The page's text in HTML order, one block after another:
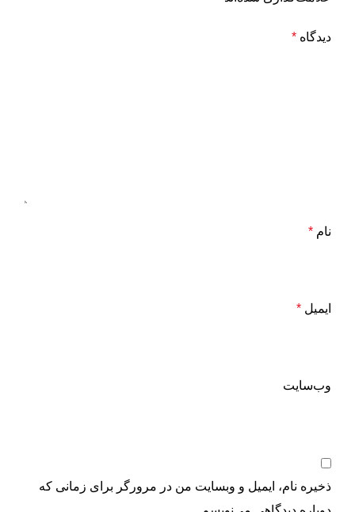
دیدگاه *
نام *
ایمیل *
وب‌سایت
ذخیره نام، ایمیل و وبسایت من در مرورگر برای زمانی که